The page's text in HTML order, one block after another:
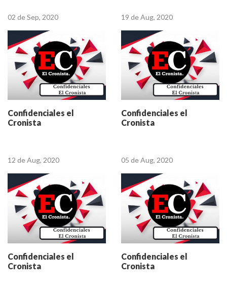
02 de Sep, 2020 19 de Aug, 2020
Confidenciales el
Cronista
12 de Aug, 2020
Confidenciales el
Cronista
05 de Aug, 2020
Confidenciales el
Cronista
Confidenciales el
Cronista